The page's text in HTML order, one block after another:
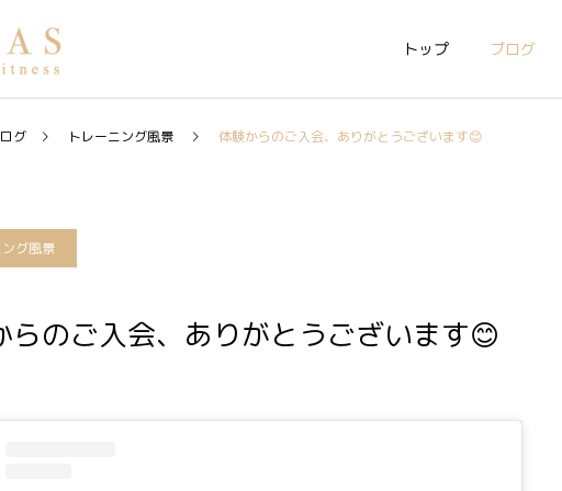
トップ ブログ
グ トレーニング風景 体験からのご入会、ありがとうございます😊
グ風景
らのご入会、ありがとうございます😊